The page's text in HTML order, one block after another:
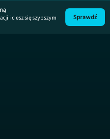
i ciesz się szybszym
Sprawdź